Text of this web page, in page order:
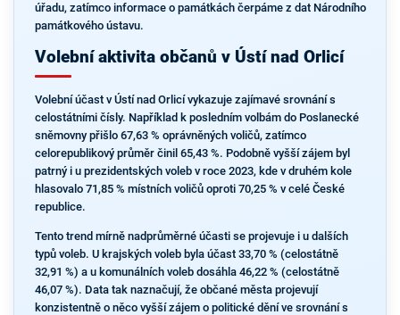
úřadu, zatímco informace o památkách čerpáme z dat Národního
památkového ústavu.
Volební aktivita občanů v Ústí nad Orlicí
Volební účast v Ústí nad Orlicí vykazuje zajímavé srovnání s
celostátními čísly. Například k posledním volbám do Poslanecké
sněmovny přišlo 67,63 % oprávněných voličů, zatímco
celorepublikový průměr činil 65,43 %. Podobně vyšší zájem byl
patrný i u prezidentských voleb v roce 2023, kde v druhém kole
hlasovalo 71,85 % místních voličů oproti 70,25 % v celé České
republice.
Tento trend mírně nadprůměrné účasti se projevuje i u dalších
typů voleb. U krajských voleb byla účast 33,70 % (celostátně
32,91 %) a u komunálních voleb dosáhla 46,22 % (celostátně
46,07 %). Data tak naznačují, že občané města projevují
konzistentně o něco vyšší zájem o politické dění ve srovnání s